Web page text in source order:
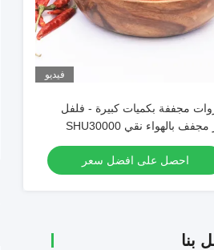
فيديو
مجففة بكميات كبيرة - فلفل
أحمر مجفف بالهواء نقي SHU30000
فلفل أحمر حار مسحوق فلفل حار
احصل على افضل سعر
بنا